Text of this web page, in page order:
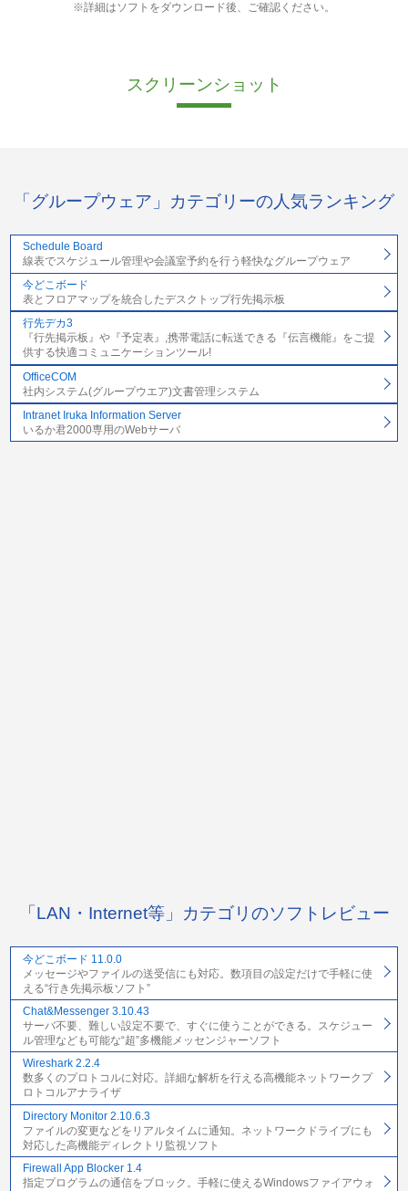
※詳細はソフトをダウンロード後、ご確認ください。
スクリーンショット
「グループウェア」カテゴリーの人気ランキング
Schedule Board
線表でスケジュール管理や会議室予約を行う軽快なグループウェア
今どこボード
表とフロアマップを統合したデスクトップ行先掲示板
行先デカ3
『行先掲示板』や『予定表』,携帯電話に転送できる『伝言機能』をご提
供する快適コミュニケーションツール!
OfficeCOM
社内システム(グループウエア)文書管理システム
Intranet Iruka Information Server
いるか君2000専用のWebサーバ
「LAN・Internet等」カテゴリのソフトレビュー
今どこボード 11.0.0
メッセージやファイルの送受信にも対応。数項目の設定だけで手軽に使
える“行き先掲示板ソフト”
Chat&Messenger 3.10.43
サーバ不要、難しい設定不要で、すぐに使うことができる。スケジュー
ル管理なども可能な“超”多機能メッセンジャーソフト
Wireshark 2.2.4
数多くのプロトコルに対応。詳細な解析を行える高機能ネットワークプ
ロトコルアナライザ
Directory Monitor 2.10.6.3
ファイルの変更などをリアルタイムに通知。ネットワークドライブにも
対応した高機能ディレクトリ監視ソフト
Firewall App Blocker 1.4
指定プログラムの通信をブロック。手軽に使えるWindowsファイアウォ